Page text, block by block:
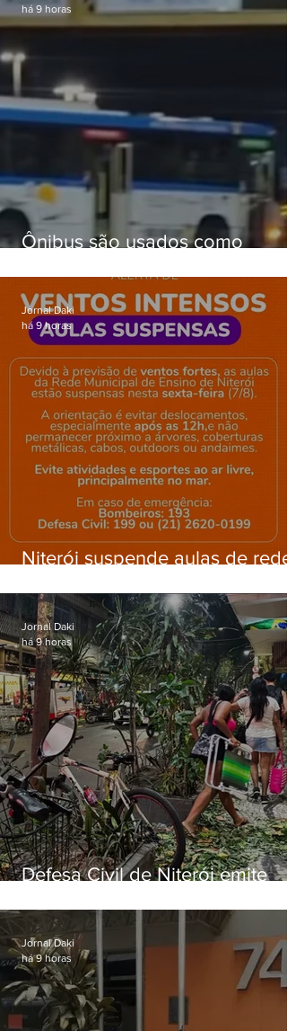
Ônibus são usados como
Gardênia Azul
há 9 horas
Niterói suspende aulas de rede
ventos fortes nesta sexta (7)
Jornal Daki
há 9 horas
Defesa Civil de Niterói emite
sexta-feira (07)
Jornal Daki
há 9 horas
Jornal Daki
há 9 horas